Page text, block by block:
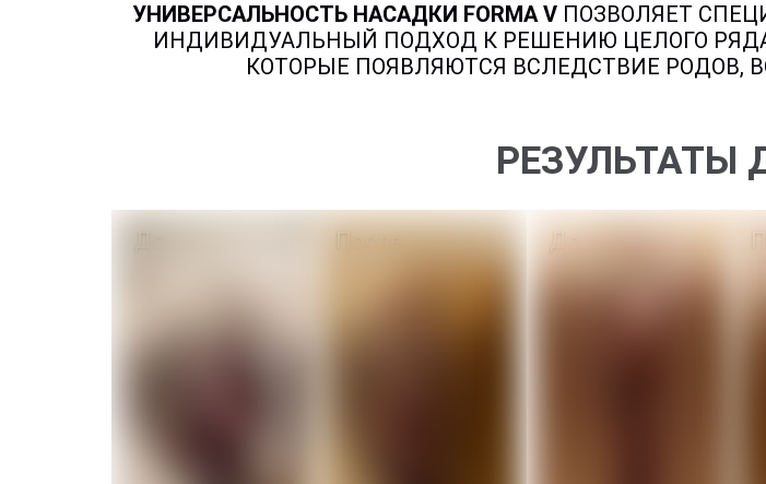
УНИВЕРСАЛЬНОСТЬ НАСАДКИ FORMA V ПОЗВОЛЯЕТ
ИНДИВИДУАЛЬНЫЙ ПОДХОД К РЕШЕНИЮ ЦЕЛОГО
КОТОРЫЕ ПОЯВЛЯЮТСЯ ВСЛЕДСТВИЕ РОДОВ,
РЕЗУЛЬТАТЫ
После До